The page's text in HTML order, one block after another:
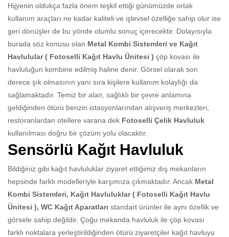
Hijyenin oldukça fazla önem teşkil ettiği günümüzde ortak
kullanım araçları ne kadar kaliteli ve işlevsel özelliğe sahip olur ise
geri dönüşler de bu yönde olumlu sonuç içerecektir. Dolayısıyla
burada söz konusu olan Metal Kombi Sistemleri ve Kağıt
Havlulular ( Fotoselli Kağıt Havlu Ünitesi ) çöp kovası ile
havluluğun kombine edilmiş haline denir. Görsel olarak son
derece şık olmasının yanı sıra kişilere kullanım kolaylığı da
sağlamaktadır. Temiz bir alan, sağlıklı bir çevre anlamına
geldiğinden ötürü benzin istasyonlarından alışveriş merkezleri,
restoranlardan otellere varana dek Fotoselli Çelik Havluluk
kullanılması doğru bir çözüm yolu olacaktır.
Sensörlü Kağıt Havluluk
Bildiğiniz gibi kağıt havluluklar ziyaret ettiğimiz dış mekanların
hepsinde farklı modelleriyle karşımıza çıkmaktadır. Ancak Metal
Kombi Sistemleri, Kağıt Havluluklar ( Fotoselli Kağıt Havlu
Ünitesi ), WC Kağıt Aparatları standart ürünler ile aynı özellik ve
görsele sahip değildir. Çoğu mekanda havluluk ile çöp kovası
farklı noktalara yerleştirildiğinden ötürü ziyaretçiler kağıt havluyu